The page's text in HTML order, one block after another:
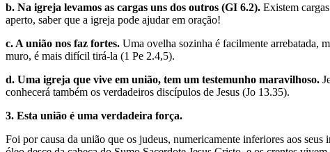
b. Na igreja levamos as cargas uns dos outros (GI 6.2). Existem
aperto, saber que a igreja pode ajudar em oração!
c. A união nos faz fortes. Uma ovelha sozinha é facilmente arrebatada,
muro, é mais difícil tirá-la (1 Pe 2.4,5).
d. Uma igreja que vive em união, tem um testemunho maravilhoso.
conhecerá também os verdadeiros discípulos de Jesus (Jo 13.35).
3. Esta união é uma verdadeira força.
Foi por causa da união que os judeus, numericamente inferiores aos